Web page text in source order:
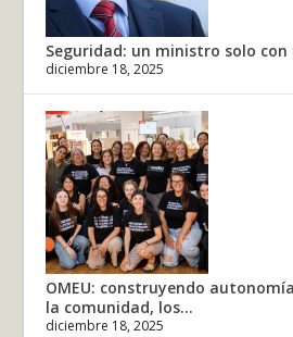
Seguridad: un ministro solo con
diciembre 18, 2025
OMEU: construyendo
la comunidad, los...
diciembre 18, 2025